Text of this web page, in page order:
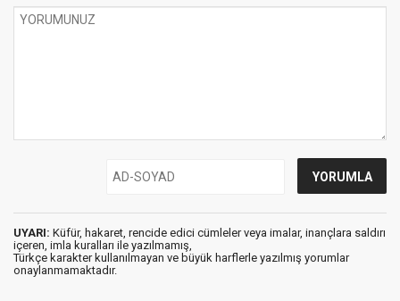
UYARI: Küfür, hakaret, rencide edici cümleler veya imalar, inançlara saldırı
içeren, imla kuralları ile yazılmamış,
Türkçe karakter kullanılmayan ve büyük harflerle yazılmış yorumlar
onaylanmamaktadır.